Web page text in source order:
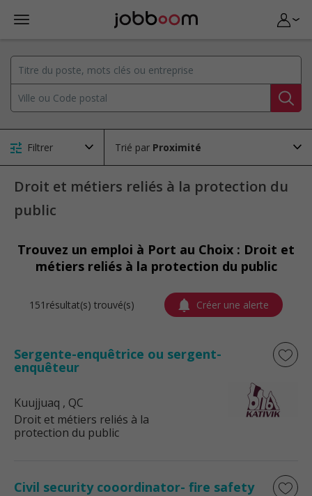
Filtrer Trié par
Droit et métiers reliés à la protection du
public
Trouvez un emploi à Port au Choix : Droit et
métiers reliés à la protection du public
151résultat(s) trouvé(s) Créer une alerte
Sergente-enquêtrice ou sergent-
enquêteur
Kuujjuaq , QC
Droit et métiers reliés à la
protection du public
Civil security cooordinator- fire safety